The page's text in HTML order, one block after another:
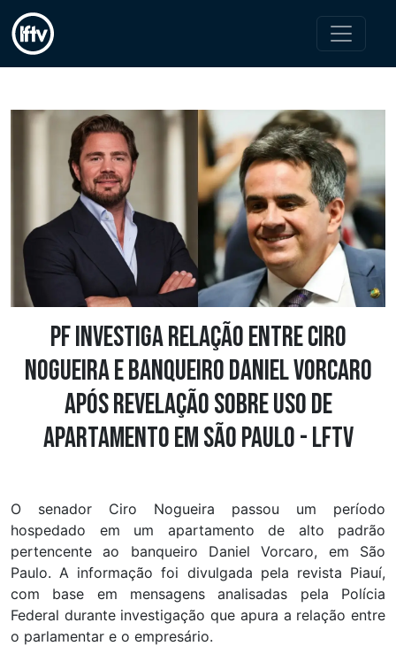
PF investiga relação entre Ciro
Nogueira e banqueiro Daniel Vorcaro
após revelação sobre uso de
apartamento em São Paulo - LFTV
O senador Ciro Nogueira passou um período
hospedado em um apartamento de alto padrão
pertencente ao banqueiro Daniel Vorcaro, em São
Paulo. A informação foi divulgada pela revista Piauí,
com base em mensagens analisadas pela Polícia
Federal durante investigação que apura a relação entre
o parlamentar e o empresário.